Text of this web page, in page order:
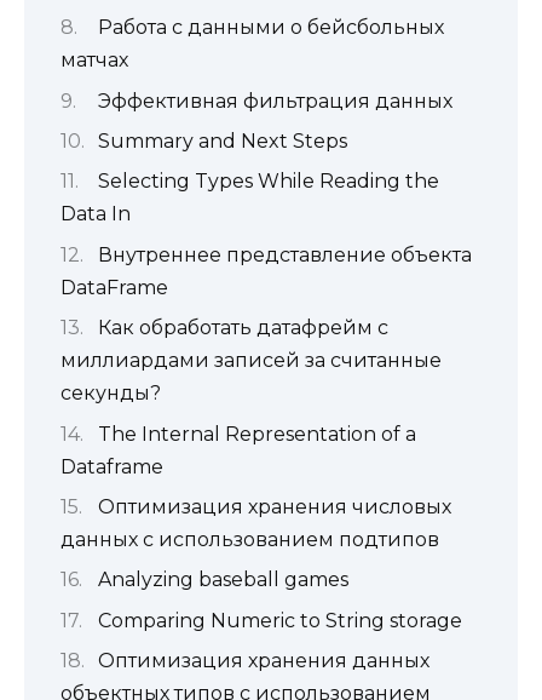
Работа с данными о бейсбольных
матчах
Эффективная фильтрация данных
Summary and Next Steps
Selecting Types While Reading the
Data In
Внутреннее представление объекта
DataFrame
Как обработать датафрейм с
миллиардами записей за считанные
секунды?
The Internal Representation of a
Dataframe
Оптимизация хранения числовых
данных с использованием подтипов
Analyzing baseball games
Comparing Numeric to String storage
Оптимизация хранения данных
объектных типов с использованием